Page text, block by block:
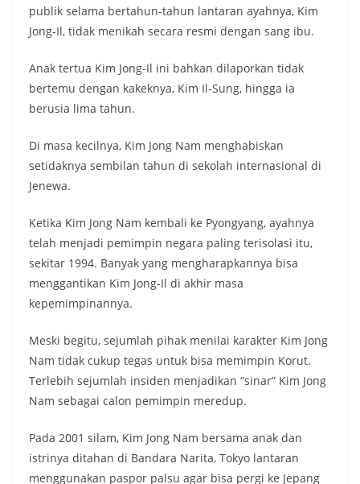
publik selama bertahun-tahun lantaran ayahnya, Kim
Jong-Il, tidak menikah secara resmi dengan sang ibu.
Anak tertua Kim Jong-Il ini bahkan dilaporkan tidak
bertemu dengan kakeknya, Kim Il-Sung, hingga ia
berusia lima tahun.
Di masa kecilnya, Kim Jong Nam menghabiskan
setidaknya sembilan tahun di sekolah internasional di
Jenewa.
Ketika Kim Jong Nam kembali ke Pyongyang, ayahnya
telah menjadi pemimpin negara paling terisolasi itu,
sekitar 1994. Banyak yang mengharapkannya bisa
menggantikan Kim Jong-Il di akhir masa
kepemimpinannya.
Meski begitu, sejumlah pihak menilai karakter Kim Jong
Nam tidak cukup tegas untuk bisa memimpin Korut.
Terlebih sejumlah insiden menjadikan “sinar” Kim Jong
Nam sebagai calon pemimpin meredup.
Pada 2001 silam, Kim Jong Nam bersama anak dan
istrinya ditahan di Bandara Narita, Tokyo lantaran
menggunakan paspor palsu agar bisa pergi ke Jepang